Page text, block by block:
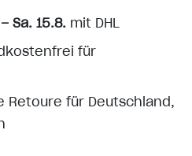
Sa. 15.8. mit DHL
für
Retoure für Deutschland,